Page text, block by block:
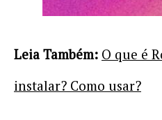
Leia Também: O que é
instalar? Como usar?